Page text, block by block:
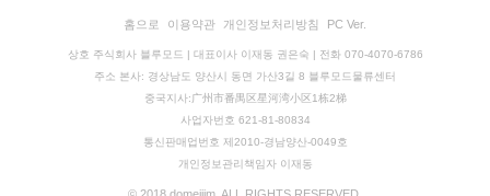
홈으로 이용약관 개인정보처리방침 PC Ver.
상호 주식회사 블루모드 | 대표이사 이재동 권은숙 | 전화 070-4070-6786
주소 본사: 경상남도 양산시 동면 가산3길 8 블루모드물류센터
중국지사:广州市番禺区星河湾小区1栋2梯
사업자번호 621-81-80834
통신판매업번호 제2010-경남양산-0049호
개인정보관리책임자 이재동